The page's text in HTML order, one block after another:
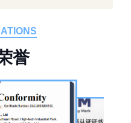
产车间、配套生产
用按需定制模式，
划，到中期原料选
输配送、上门安装
可用于主题乐园、文
誉